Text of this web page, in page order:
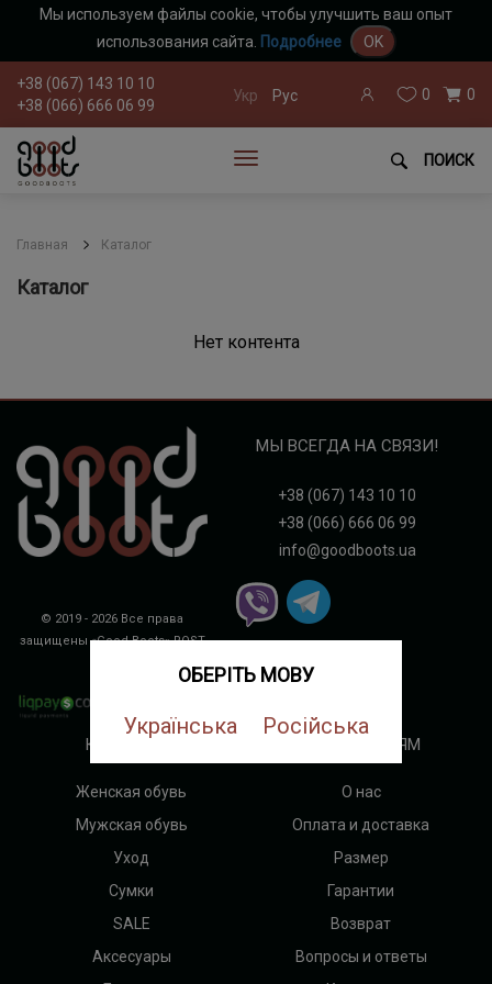
Мы используем файлы cookie, чтобы улучшить ваш опыт
использования сайта. Подробнее OK
ОБЕРІТЬ МОВУ
Українська Російська
+38 (067) 143 10 10
+38 (066) 666 06 99
Укр Рус 0 0
ПОИСК
Главная Каталог
Каталог
Нет контента
© 2019 - 2026 Все права
защищены «Good Boots»ROST
МЫ ВСЕГДА НА СВЯЗИ!
+38 (067) 143 10 10
+38 (066) 666 06 99
info@goodboots.ua
КАТЕГОРИИ
Женская обувь
Мужская обувь
Уход
Сумки
SALE
Аксесуары
ПОКУПАТЕЛЯМ
О нас
Оплата и доставка
Размер
Гарантии
Возврат
Вопросы и ответы